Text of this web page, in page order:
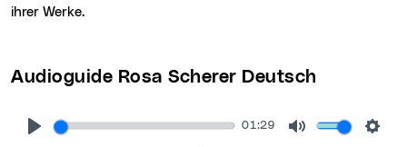
ihrer Werke.
Audioguide Rosa Scherer Deutsch
01:29